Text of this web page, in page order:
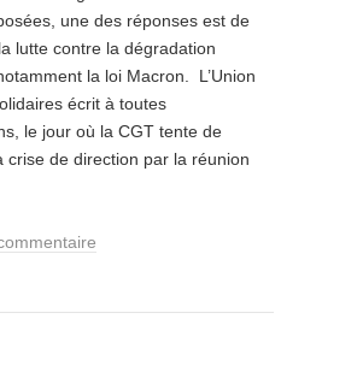
une des réponses est de
lutte contre la dégradation
la loi Macron. L’Union
écrit à toutes
le jour où la CGT tente de
crise de direction par la réunion